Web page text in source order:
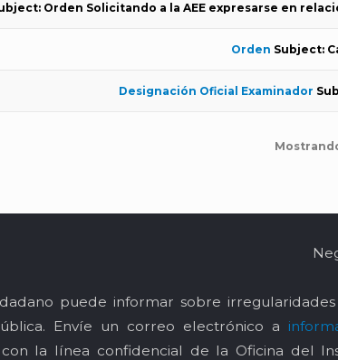
Orden Solicitando a la AEE expresarse en
Orden Subject:
Designación Oficial Examinador
puede informar sobre
Envíe un correo electrónico a
con la línea confidencial de la Oficina del